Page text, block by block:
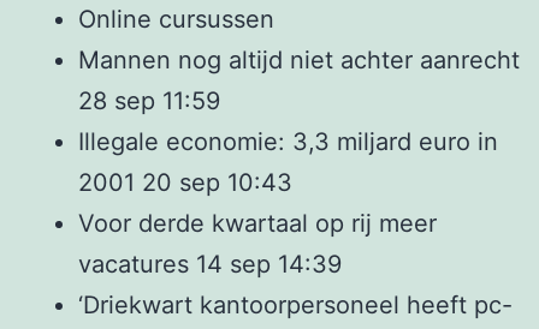
Online cursussen
Mannen nog altijd niet achter aanrecht
28 sep 11:59
Illegale economie: 3,3 miljard euro in
2001 20 sep 10:43
Voor derde kwartaal op rij meer
vacatures 14 sep 14:39
‘Driekwart kantoorpersoneel heeft pc-